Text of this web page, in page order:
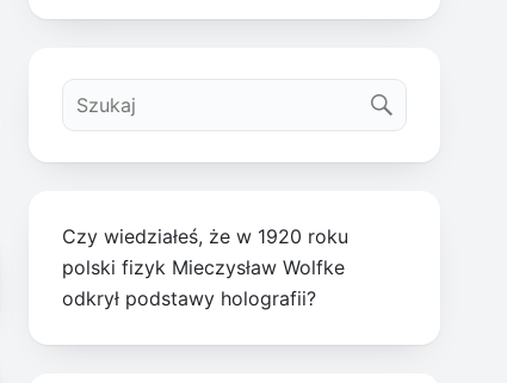
Czy wiedziałeś, że w 1920 roku
polski fizyk Mieczysław Wolfke
odkrył podstawy holografii?